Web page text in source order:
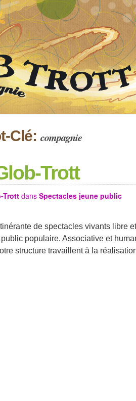
Clé: compagnie
Trott
Trott dans Spectacles jeune public
de spectacles vivants libre
populaire. Associative et
structure travaillent à la